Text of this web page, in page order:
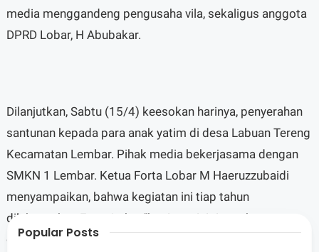
media menggandeng pengusaha vila, sekaligus anggota
DPRD Lobar, H Abubakar.
Dilanjutkan, Sabtu (15/4) keesokan harinya, penyerahan
santunan kepada para anak yatim di desa Labuan Tereng
Kecamatan Lembar. Pihak media bekerjasama dengan
SMKN 1 Lembar. Ketua Forta Lobar M Haeruzzubaidi
menyampaikan, bahwa kegiatan ini tiap tahun
dilaksanakan Forta Lobar."kegiatan ini tiap tahun
dilaksanakan, dan Alhamdulillah kali ini menyasar banyak
Popular Posts